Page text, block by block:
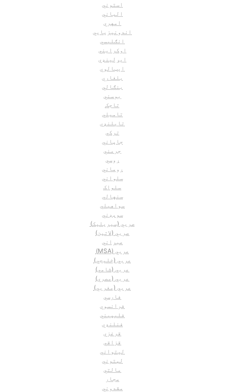
استوني
الباني
امهري
اندونیزیایي
انګلیسي
اوکرايني
ايرلینډي
ايټالوي
بلغاري
بنګالي
بوسني
تاجک
تاميلي
تايلنډي
ترکي
جاپاني
جرمني
روسي
روماني
سلواني
سلواک
سنهالي
سواهیلي
سوېډني
صربي (سيريليک)
صربي (لاتين)
عبراني
عربي (MSA)
عربي (خليجي)
عربي (شامي)
عربي (مصري)
عربي (مغربي)
فارسي
فرانسوي
فليپيني
فنلنډي
قرغزي
قزاقي
ليتواني
لېتوني
مالتي
مجار
مقدوني